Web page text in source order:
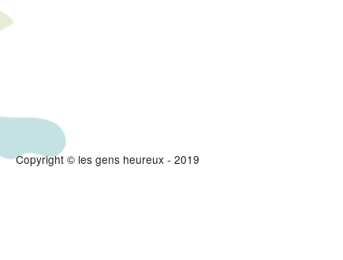
Copyright © les gens heureux - 2019